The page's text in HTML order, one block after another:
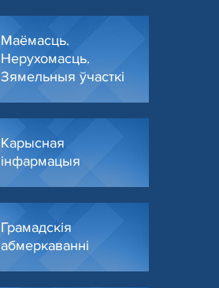
Маёмасць.
Нерухомасць.
Зямельныя ўчасткі
Карысная
інфармацыя
Грамадскія
абмеркаванні